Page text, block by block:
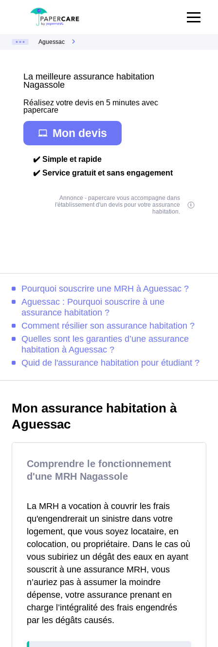
Aguessac
La meilleure assurance habitation
Nagassole
Réalisez votre devis en 5 minutes avec
papercare
Mon devis
✔️ Simple et rapide
✔️ Service gratuit et sans engagement
Annonce - papercare vous accompagne dans
l'établissement d'un devis pour votre assurance
habitation.
Pourquoi souscrire une MRH à Aguessac ?
Aguessac : Pourquoi souscrire à une
assurance habitation ?
Comment résilier son assurance habitation ?
Quelles sont les garanties d’une assurance
habitation à Aguessac ?
Quid de l'assurance habitation pour étudiant ?
Mon assurance habitation à
Aguessac
Comprendre le fonctionnement
d'une MRH Nagassole
La MRH a vocation à couvrir les frais
qu'engendrerait un sinistre dans votre
logement, que vous soyez locataire, en
colocation, ou propriétaire. Dans le cas où
vous subiriez un dégât des eaux en ayant
souscrit à une assurance MRH, vous
n’auriez pas à assumer la moindre
dépense, votre assurance prenant en
charge l’intégralité des frais engendrés
par les dégâts causés.